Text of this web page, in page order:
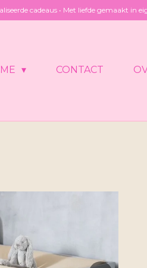
cadeaus • Met liefde gemaakt in
CONTACT